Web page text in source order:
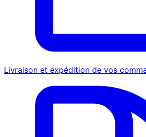
Livraison et expédition de vos